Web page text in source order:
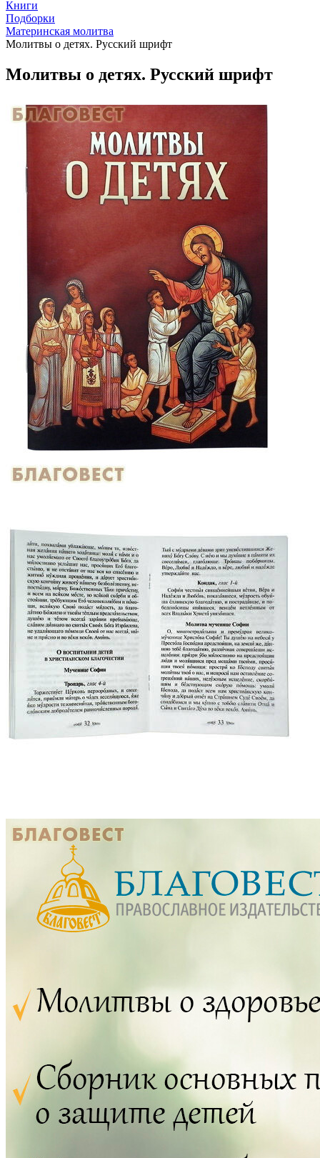
Книги
Подборки
Материнская молитва
Молитвы о детях. Русский шрифт
Молитвы о детях. Русский шрифт